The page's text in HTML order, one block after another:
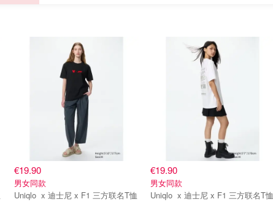
€19.90
男女同款
Uniqlo x 迪士尼 x F1 三方联名T恤
€19.90
男女同款
Uniqlo x 迪士尼 x F1 三方联名T恤